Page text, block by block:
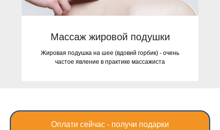
Массаж жировой подушки
Жировая подушка на шее (вдовий горбик) - очень
частое явление в практике массажиста
Оплати сейчас - получи подарки